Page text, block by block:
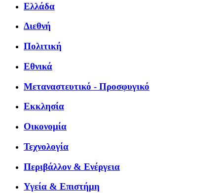
Ελλάδα
Διεθνή
Πολιτική
Εθνικά
Μεταναστευτικό - Προσφυγικό
Εκκλησία
Οικονομία
Τεχνολογία
Περιβάλλον & Ενέργεια
Υγεία & Επιστήμη